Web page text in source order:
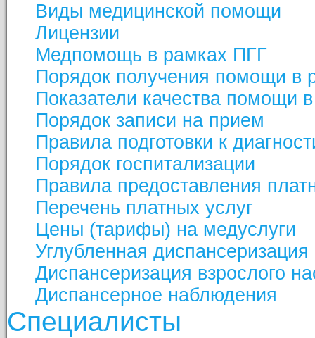
Виды медицинской помощи
Лицензии
Медпомощь в рамках ПГГ
Порядок получения помощи в
Показатели качества помощи
Порядок записи на прием
Правила подготовки к
Порядок госпитализации
Правила предоставления
Перечень платных услуг
Цены (тарифы) на медуслуги
Углубленная диспансеризация
Диспансеризация взрослого
Диспансерное наблюдения
Специалисты